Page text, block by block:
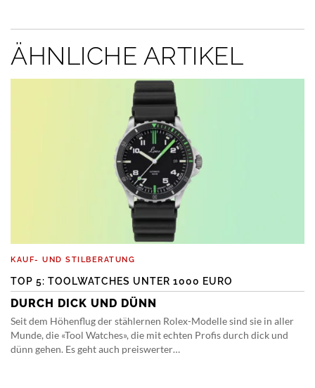
ÄHNLICHE ARTIKEL
KAUF- UND STILBERATUNG
TOP 5: TOOLWATCHES UNTER 1000 EURO
DURCH DICK UND DÜNN
Seit dem Höhenflug der stählernen Rolex-Modelle sind sie in aller
Munde, die «Tool Watches», die mit echten Profis durch dick und
dünn gehen. Es geht auch preiswerter…